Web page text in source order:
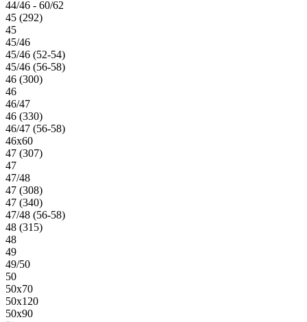
44/46 - 60/62
45 (292)
45
45/46
45/46 (52-54)
45/46 (56-58)
46 (300)
46
46/47
46 (330)
46/47 (56-58)
46х60
47 (307)
47
47/48
47 (308)
47 (340)
47/48 (56-58)
48 (315)
48
49
49/50
50
50х70
50х120
50х90